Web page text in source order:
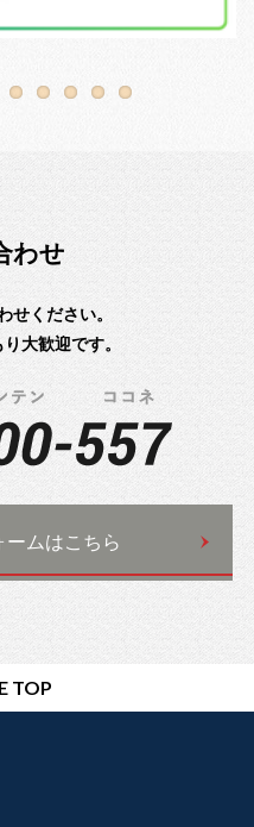
わせ
せください。
大歓迎です。
ームはこちら
TOP